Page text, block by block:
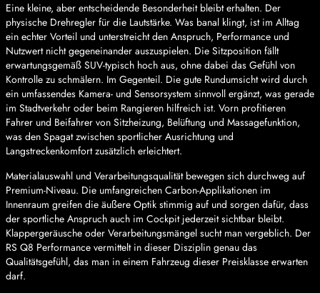
Eine kleine, aber entscheidende Besonderheit bleibt erhalten. Der
physische Drehregler für die Lautstärke. Was banal klingt, ist im Alltag
ein echter Vorteil und unterstreicht den Anspruch, Performance und
Nutzwert nicht gegeneinander auszuspielen. Die Sitzposition fällt
erwartungsgemäß SUV-typisch hoch aus, ohne dabei das Gefühl von
Kontrolle zu schmälern. Im Gegenteil. Die gute Rundumsicht wird durch
ein umfassendes Kamera- und Sensorsystem sinnvoll ergänzt, was gerade
im Stadtverkehr oder beim Rangieren hilfreich ist. Vorn profitieren
Fahrer und Beifahrer von Sitzheizung, Belüftung und Massagefunktion,
was den Spagat zwischen sportlicher Ausrichtung und
Langstreckenkomfort zusätzlich erleichtert.
Materialauswahl und Verarbeitungsqualität bewegen sich durchweg auf
Premium-Niveau. Die umfangreichen Carbon-Applikationen im
Innenraum greifen die äußere Optik stimmig auf und sorgen dafür, dass
der sportliche Anspruch auch im Cockpit jederzeit sichtbar bleibt.
Klappergeräusche oder Verarbeitungsmängel sucht man vergeblich. Der
RS Q8 Performance vermittelt in dieser Disziplin genau das
Qualitätsgefühl, das man in einem Fahrzeug dieser Preisklasse erwarten
darf.